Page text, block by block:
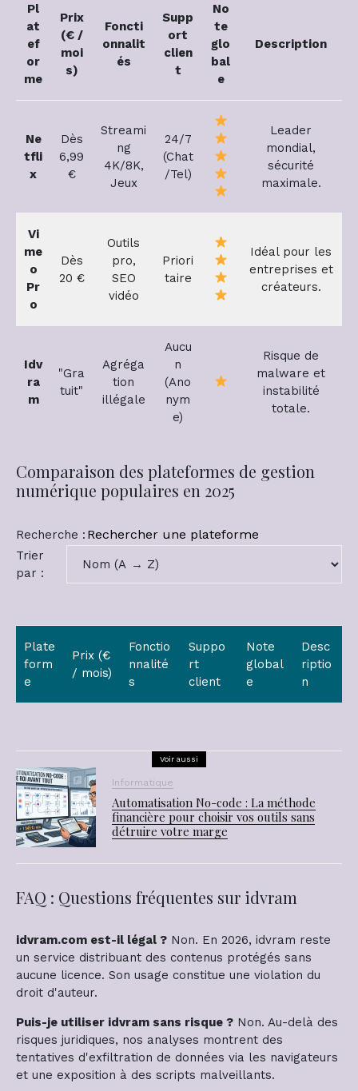
Pl
at
ef
or
me
Prix
(€ /
moi
s)
Foncti
onnalit
és
Supp
ort
clien
t
No
te
glo
bal
e
Description
Ne
tfli
x
Dès
6,99
€
Streami
ng
4K/8K,
Jeux
24/7
(Chat
/Tel)
Leader
mondial,
sécurité
maximale.
Vi
me
o
Pr
o
Dès
20 €
Outils
pro,
SEO
vidéo
Priori
taire
Idéal pour les
entreprises et
créateurs.
Idv
ra
m
"Gra
tuit"
Agréga
tion
illégale
Aucu
n
(Ano
nym
e)
Risque de
malware et
instabilité
totale.
Comparaison des plateformes de gestion
numérique populaires en 2025
Recherche :
F
l
e
l
t
e
s
e
l
o
e
m
Trier
par :
P
m
i
r
l
a
t
e
e
l
o
n
e
s
c
r
Plate
form
e
Prix (€
/ mois)
Fonctio
nnalité
s
Suppo
rt
client
Note
global
e
Desc
riptio
n
Voir aussi
Informatique
Automatisation No-code : La méthode
financière pour choisir vos outils sans
détruire votre marge
FAQ : Questions fréquentes sur idvram
idvram.com est-il légal ? Non. En 2026, idvram reste
un service distribuant des contenus protégés sans
aucune licence. Son usage constitue une violation du
droit d'auteur.
Puis-je utiliser idvram sans risque ? Non. Au-delà des
risques juridiques, nos analyses montrent des
tentatives d'exfiltration de données via les navigateurs
et une exposition à des scripts malveillants.